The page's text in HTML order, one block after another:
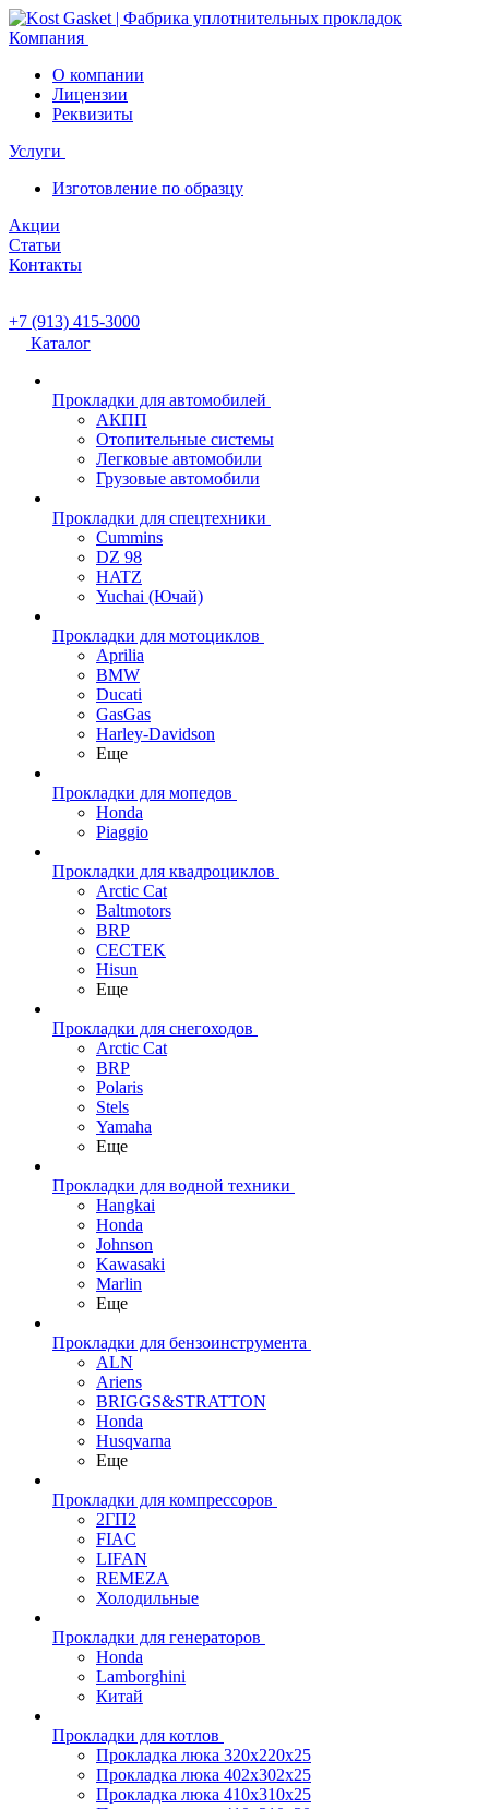
Компания
О компании
Лицензии
Реквизиты
Услуги
Изготовление по образцу
Акции
Статьи
Контакты
+7 (913) 415-3000
Каталог
Прокладки для автомобилей
АКПП
Отопительные системы
Легковые автомобили
Грузовые автомобили
Прокладки для спецтехники
Cummins
DZ 98
HATZ
Yuchai (Ючай)
Прокладки для мотоциклов
Aprilia
BMW
Ducati
GasGas
Harley-Davidson
Еще
Прокладки для мопедов
Honda
Piaggio
Прокладки для квадроциклов
Arctic Cat
Baltmotors
BRP
CECTEK
Hisun
Еще
Прокладки для снегоходов
Arctic Cat
BRP
Polaris
Stels
Yamaha
Еще
Прокладки для водной техники
Hangkai
Honda
Johnson
Kawasaki
Marlin
Еще
Прокладки для бензоинструмента
ALN
Ariens
BRIGGS&STRATTON
Honda
Husqvarna
Еще
Прокладки для компрессоров
2ГП2
FIAC
LIFAN
REMEZA
Холодильные
Прокладки для генераторов
Honda
Lamborghini
Китай
Прокладки для котлов
Прокладка люка 320x220x25
Прокладка люка 402x302x25
Прокладка люка 410x310x25